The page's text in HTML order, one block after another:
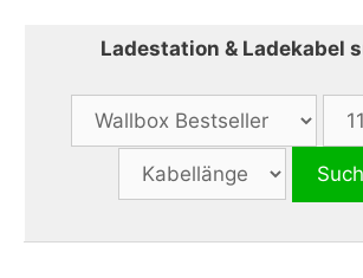
Ladestation & Ladekabel